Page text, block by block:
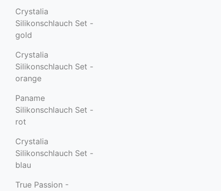
Crystalia
Silikonschlauch Set -
gold
Crystalia
Silikonschlauch Set -
orange
Paname
Silikonschlauch Set -
rot
Crystalia
Silikonschlauch Set -
blau
True Passion -